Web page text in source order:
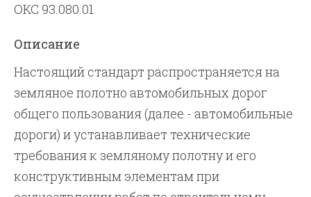
ОКС 93.080.01
Описание
Настоящий стандарт распространяется на
земляное полотно автомобильных дорог
общего пользования (далее - автомобильные
дороги) и устанавливает технические
требования к земляному полотну и его
конструктивным элементам при